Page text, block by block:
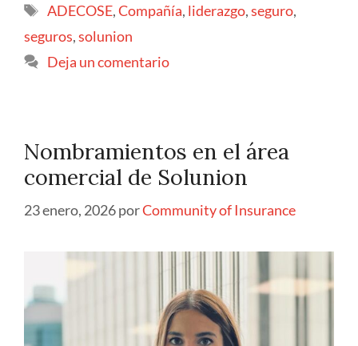
ADECOSE,Compañía, liderazgo,seguro,
seguros,solunion
Deja un comentario
Nombramientos en el área
comercial de Solunion
23 enero, 2026porCommunity of Insurance